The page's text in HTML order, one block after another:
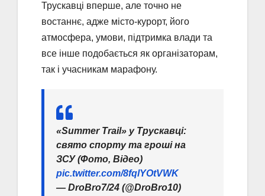
Трускавці вперше, але точно не
востаннє, адже місто-курорт, його
атмосфера, умови, підтримка влади та
все інше подобається як організаторам,
так і учасникам марафону.
«Summer Trail» у Трускавці:
свято спорту та гроші на
ЗСУ (Фото, Відео)
pic.twitter.com/8fqlYOtVWK
— DroBro7/24 (@DroBro10)